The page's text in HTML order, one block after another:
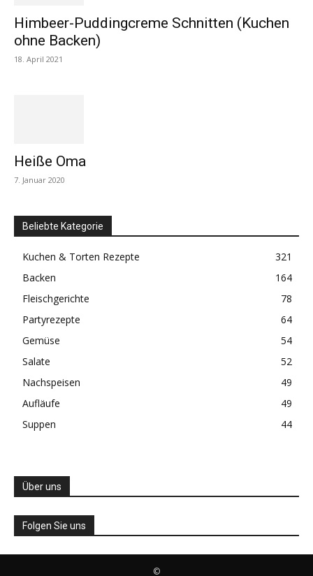
Himbeer-Puddingcreme Schnitten (Kuchen
ohne Backen)
18. April 2021
Heiße Oma
7. Januar 2020
Beliebte Kategorie
Kuchen & Torten Rezepte
321
Backen
164
Fleischgerichte
78
Partyrezepte
64
Gemüse
54
Salate
52
Nachspeisen
49
Aufläufe
49
Suppen
44
Über uns
Folgen Sie uns
©